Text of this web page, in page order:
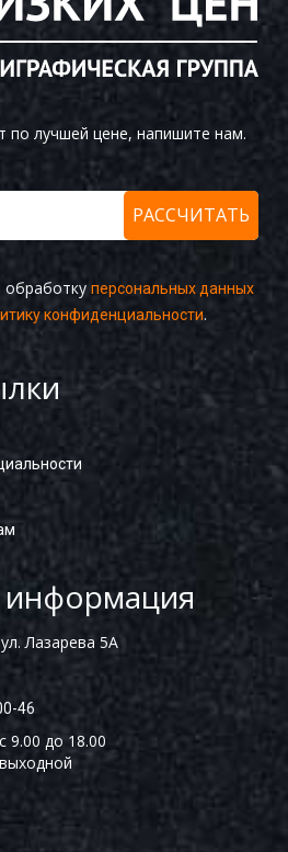
по лучшей цене, напишите нам.
обработку персональных данных
конфиденциальности.
информация
Лазарева 5А
46
9.00 до 18.00